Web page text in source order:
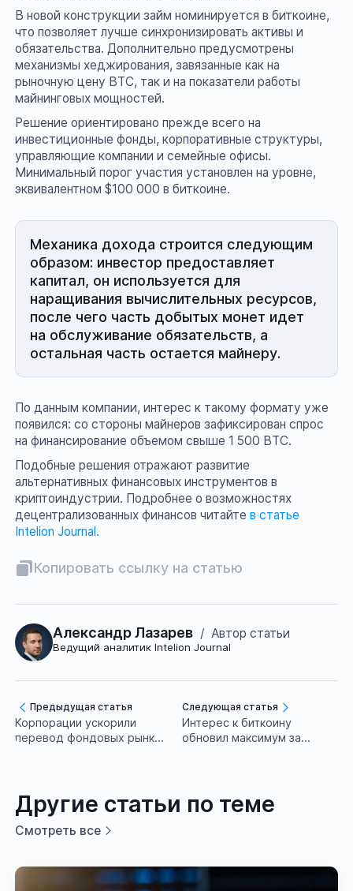
В новой конструкции займ номинируется в биткоине,
что позволяет лучше синхронизировать активы и
обязательства. Дополнительно предусмотрены
механизмы хеджирования, завязанные как на
рыночную цену BTC, так и на показатели работы
майнинговых мощностей.
Решение ориентировано прежде всего на
инвестиционные фонды, корпоративные структуры,
управляющие компании и семейные офисы.
Минимальный порог участия установлен на уровне,
эквивалентном $100 000 в биткоине.
Механика дохода строится следующим
образом: инвестор предоставляет
капитал, он используется для
наращивания вычислительных ресурсов,
после чего часть добытых монет идет
на обслуживание обязательств, а
остальная часть остается майнеру.
По данным компании, интерес к такому формату уже
появился: со стороны майнеров зафиксирован спрос
на финансирование объемом свыше 1 500 BTC.
Подобные решения отражают развитие
альтернативных финансовых инструментов в
криптоиндустрии. Подробнее о возможностях
децентрализованных финансов читайтев статье
Intelion Journal.
Копировать ссылку на статью
Александр Лазарев / Автор статьи
Ведущий аналитик Intelion Journal
Предыдущая статья
Корпорации ускорили
перевод фондовых рынков
Следующая статья
Интерес к биткоину
обновил максимум за
Другие статьи по теме
Смотреть все